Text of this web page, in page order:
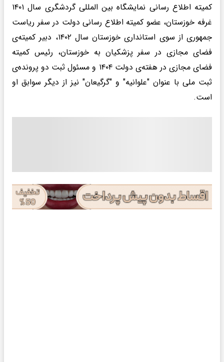
کمیته اطلاع رسانی نمایشگاه بین المللی گردشگری سال ۱۴۰۱
غرفه خوزستان، عضو کمیته اطلاع رسانی دولت در سفر ریاست
جمهوری از سوی استانداری خوزستان سال ۱۴۰۲، دبیر کمیته‌ی
فضای مجازی در سفر پزشکیان به خوزستان، رئیس کمیته
فضای مجازی در هفته‌ی دولت ۱۴۰۴ و مسئول ثبت دو پرونده‌ی
ثبت ملی با عنوان "علوانیه" و "گرگیعان" نیز از دیگر سوابق او
است.